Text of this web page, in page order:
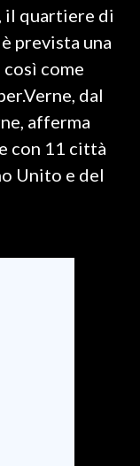
il quartiere di
prevista una
come
dal
afferma
con 11 città
Unito e del